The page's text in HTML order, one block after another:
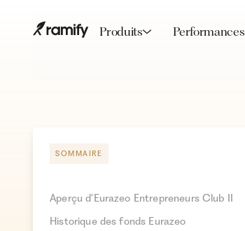
Produits Performances
SOMMAIRE
Aperçu d’Eurazeo Entrepreneurs Club II
Historique des fonds Eurazeo